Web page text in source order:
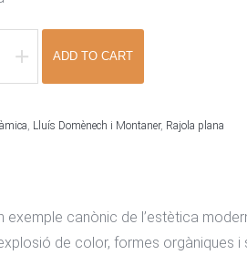
ADD TO CART
, Lluís Domènech i Montaner, Rajola plana
exemple canònic de l’estètica
de color, formes orgàniques i